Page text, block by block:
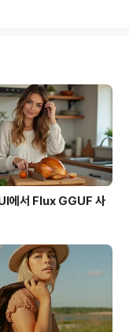
종
에서 Flux GGUF 사